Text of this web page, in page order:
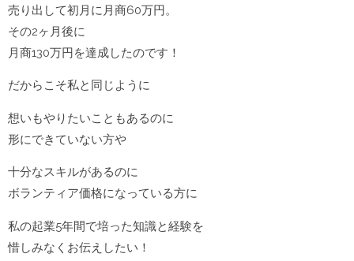
売り出して初月に月商60万円。
その2ヶ月後に
月商130万円を達成したのです！
だからこそ私と同じように
想いもやりたいこともあるのに
形にできていない方や
十分なスキルがあるのに
ボランティア価格になっている方に
私の起業5年間で培った知識と経験を
惜しみなくお伝えしたい！